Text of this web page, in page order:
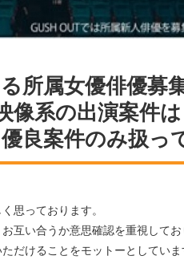
所属女優俳優募
像系の出演案件
良案件のみ扱っ
思っております。
互い合うか意思確認を重視してお
だけることをモットーとしていま